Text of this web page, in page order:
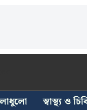
স্বাস্থ্য ও